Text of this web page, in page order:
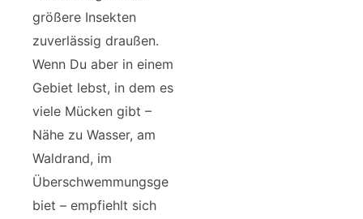
größere Insekten
zuverlässig draußen.
Wenn Du aber in einem
Gebiet lebst, in dem es
viele Mücken gibt –
Nähe zu Wasser, am
Waldrand, im
Überschwemmungsge
biet – empfiehlt sich